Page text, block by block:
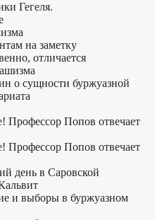
Гегеля.
на заметку
отличается
о сущности буржуазной
Попов отвечает
Попов отвечает
день в Саровской
и выборы в буржуазном